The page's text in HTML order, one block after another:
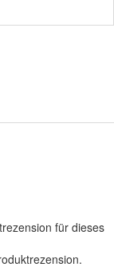
für dieses
.